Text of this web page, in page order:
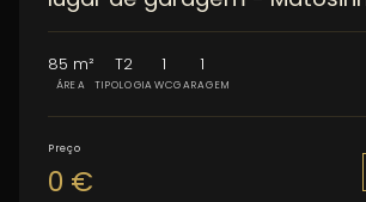
85 m²
ÁREA
T2
TIPOLOGIA
1
WC
1
GARAGEM
Preço
0 €